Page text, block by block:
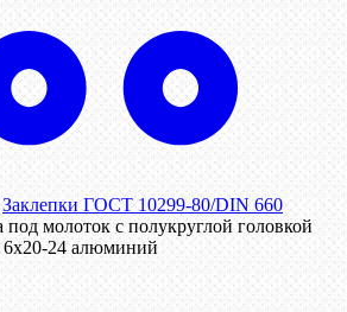
Заклепки ГОСТ 10299-80/DIN 660
под молоток с полукруглой головкой
24 алюминий